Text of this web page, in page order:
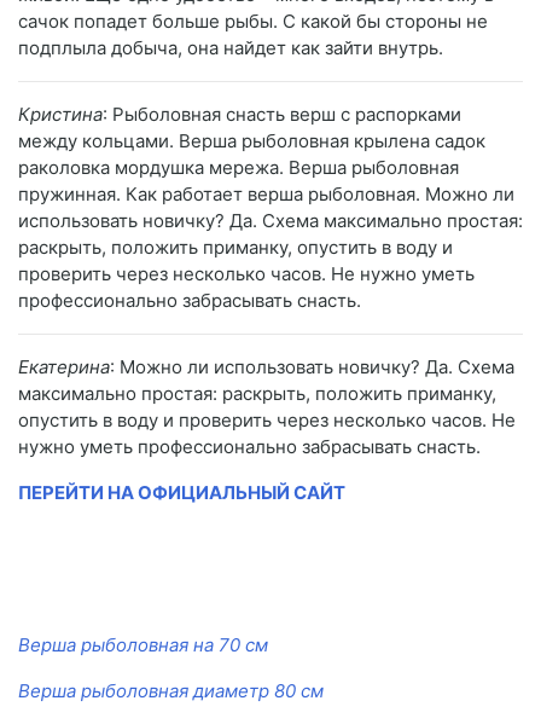
сачок попадет больше рыбы. С какой бы стороны не
подплыла добыча, она найдет как зайти внутрь.
Кристина: Рыболовная снасть верш с распорками
между кольцами. Верша рыболовная крылена садок
раколовка мордушка мережа. Верша рыболовная
пружинная. Как работает верша рыболовная. Можно ли
использовать новичку? Да. Схема максимально простая:
раскрыть, положить приманку, опустить в воду и
проверить через несколько часов. Не нужно уметь
профессионально забрасывать снасть.
Екатерина: Можно ли использовать новичку? Да. Схема
максимально простая: раскрыть, положить приманку,
опустить в воду и проверить через несколько часов. Не
нужно уметь профессионально забрасывать снасть.
ПЕРЕЙТИ НА ОФИЦИАЛЬНЫЙ САЙТ
Верша рыболовная на 70 см
Верша рыболовная диаметр 80 см